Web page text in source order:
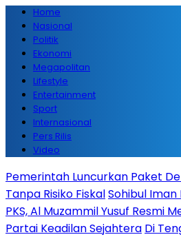
Home
Nasional
Politik
Ekonomi
Megapolitan
Lifestyle
Entertainment
Sport
Internasional
Pers Rilis
Video
Pemerintah Luncurkan Paket
Tanpa Risiko FiskalSohibul Iman
PKS, Al Muzammil Yusuf Resmi
Partai Keadilan Sejahtera Di